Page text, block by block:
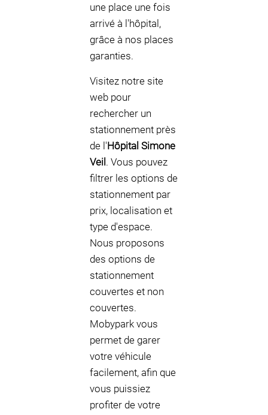
une place une fois
arrivé à l'hôpital,
grâce à nos places
garanties.
Visitez notre site
web pour
rechercher un
stationnement près
de l'Hôpital Simone
Veil . Vous pouvez
filtrer les options de
stationnement par
prix, localisation et
type d'espace.
Nous proposons
des options de
stationnement
couvertes et non
couvertes.
Mobypark vous
permet de garer
votre véhicule
facilement, afin que
vous puissiez
profiter de votre